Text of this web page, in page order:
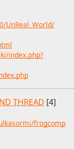
UnReal_World/
index.php?
THREAD [4]
frogcomp